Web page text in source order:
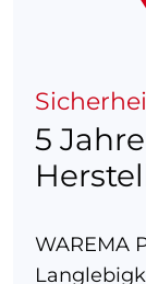
5
WAREMA